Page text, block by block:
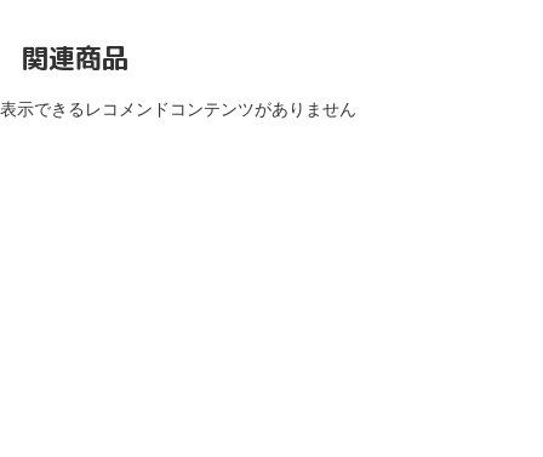
関連商品
表示できるレコメンドコンテンツがありません